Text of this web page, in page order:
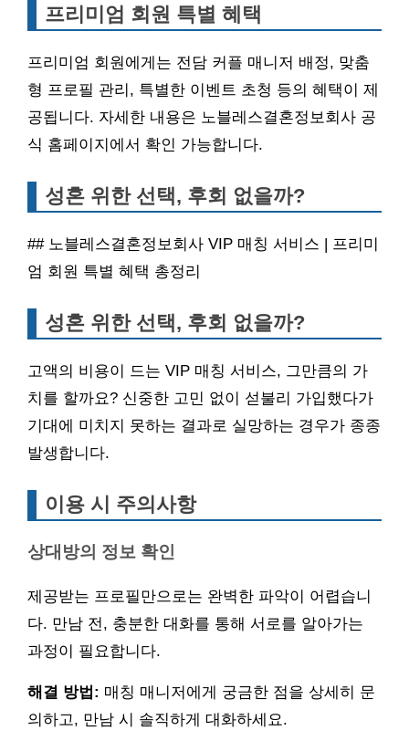
프리미엄 회원 특별 혜택
프리미엄 회원에게는 전담 커플 매니저 배정, 맞춤
형 프로필 관리, 특별한 이벤트 초청 등의 혜택이 제
공됩니다. 자세한 내용은 노블레스결혼정보회사 공
식 홈페이지에서 확인 가능합니다.
성혼 위한 선택, 후회 없을까?
## 노블레스결혼정보회사 VIP 매칭 서비스 | 프리미
엄 회원 특별 혜택 총정리
성혼 위한 선택, 후회 없을까?
고액의 비용이 드는 VIP 매칭 서비스, 그만큼의 가
치를 할까요? 신중한 고민 없이 섣불리 가입했다가
기대에 미치지 못하는 결과로 실망하는 경우가 종종
발생합니다.
이용 시 주의사항
상대방의 정보 확인
제공받는 프로필만으로는 완벽한 파악이 어렵습니
다. 만남 전, 충분한 대화를 통해 서로를 알아가는
과정이 필요합니다.
해결 방법: 매칭 매니저에게 궁금한 점을 상세히 문
의하고, 만남 시 솔직하게 대화하세요.